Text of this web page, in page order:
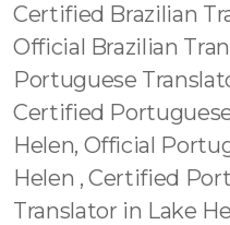
Certified Brazilian
Official Brazilian
Portuguese
Certified
Helen, Official
Helen , Certified
Translator in Lake